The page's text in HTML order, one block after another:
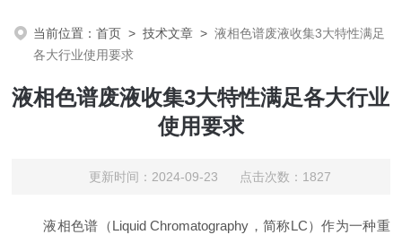
当前位置：首页 >技术文章 >液相色谱废液收集3大特性满足
各大行业使用要求
液相色谱废液收集3大特性满足各大行业
使用要求
更新时间：2024-09-23 点击次数：1827
液相色谱（Liquid Chromatography，简称LC）作为一种重